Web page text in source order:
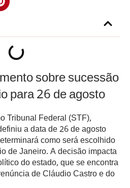
sobre sucessão
para 26 de agosto
Tribunal Federal (STF),
a data de 26 de agosto
como será escolhido
de Janeiro. A decisão impacta
do estado, que se encontra
de Cláudio Castro e do